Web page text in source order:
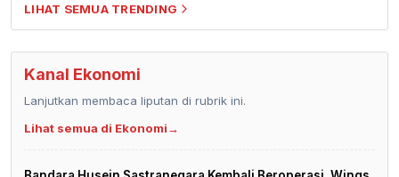
LIHAT SEMUA TRENDING
Kanal Ekonomi
Lanjutkan membaca liputan di rubrik ini.
Lihat semua di Ekonomi→